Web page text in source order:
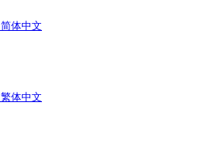
简体中文
繁体中文